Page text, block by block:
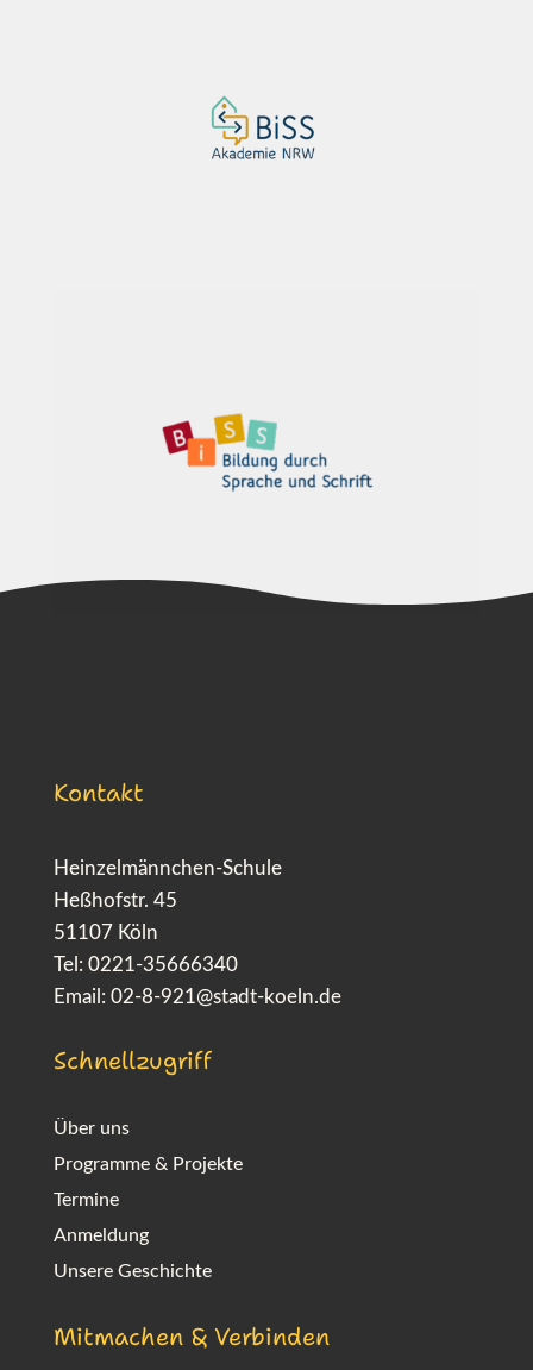
Kontakt
Heinzelmännchen-Schule
Heßhofstr. 45
51107 Köln
Tel: 0221-35666340
Email: 02-8-921@stadt-koeln.de
Schnellzugriff
Über uns
Programme & Projekte
Termine
Anmeldung
Unsere Geschichte
Mitmachen & Verbinden